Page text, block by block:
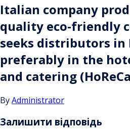
Italian company
quality eco-friendly
seeks distributors in
preferably in the
and catering
ByAdministrator
Залишити відповідь